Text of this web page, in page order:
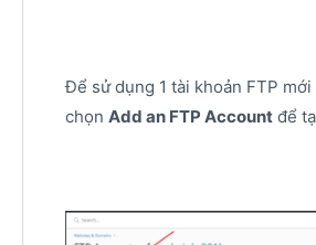
Để sử dụng 1 tài khoản FTP mới
chọn Add an FTP Accountđể